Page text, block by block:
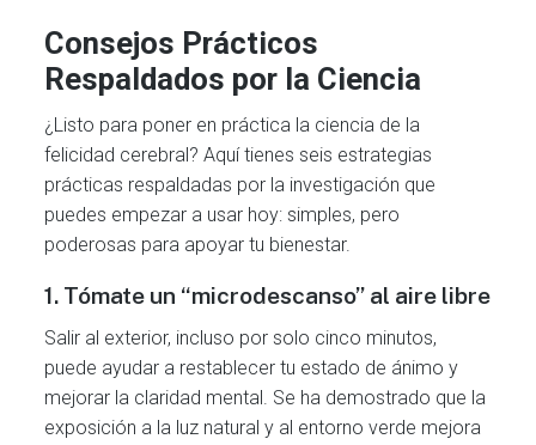
Consejos Prácticos
Respaldados por la Ciencia
¿Listo para poner en práctica la ciencia de la
felicidad cerebral? Aquí tienes seis estrategias
prácticas respaldadas por la investigación que
puedes empezar a usar hoy: simples, pero
poderosas para apoyar tu bienestar.
1. Tómate un “microdescanso” al aire libre
Salir al exterior, incluso por solo cinco minutos,
puede ayudar a restablecer tu estado de ánimo y
mejorar la claridad mental. Se ha demostrado que la
exposición a la luz natural y al entorno verde mejora